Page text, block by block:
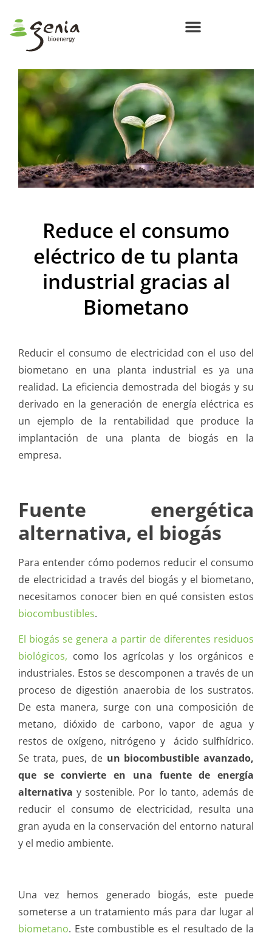
Reduce el consumo
eléctrico de tu planta
industrial gracias al
Biometano
Reducir el consumo de electricidad con el uso del
biometano en una planta industrial es ya una
realidad. La eficiencia demostrada del biogás y su
derivado en la generación de energía eléctrica es
un ejemplo de la rentabilidad que produce la
implantación de una planta de biogás en la
empresa.
Fuente energética
alternativa, el biogás
Para entender cómo podemos reducir el consumo
de electricidad a través del biogás y el biometano,
necesitamos conocer bien en qué consisten estos
biocombustibles.
El biogás se genera a partir de diferentes residuos
biológicos, como los agrícolas y los orgánicos e
industriales. Estos se descomponen a través de un
proceso de digestión anaerobia de los sustratos.
De esta manera, surge con una composición de
metano, dióxido de carbono, vapor de agua y
restos de oxígeno, nitrógeno y ácido sulfhídrico.
Se trata, pues, de un biocombustible avanzado,
que se convierte en una fuente de energía
alternativa y sostenible. Por lo tanto, además de
reducir el consumo de electricidad, resulta una
gran ayuda en la conservación del entorno natural
y el medio ambiente.
Una vez hemos generado biogás, este puede
someterse a un tratamiento más para dar lugar al
biometano. Este combustible es el resultado de la